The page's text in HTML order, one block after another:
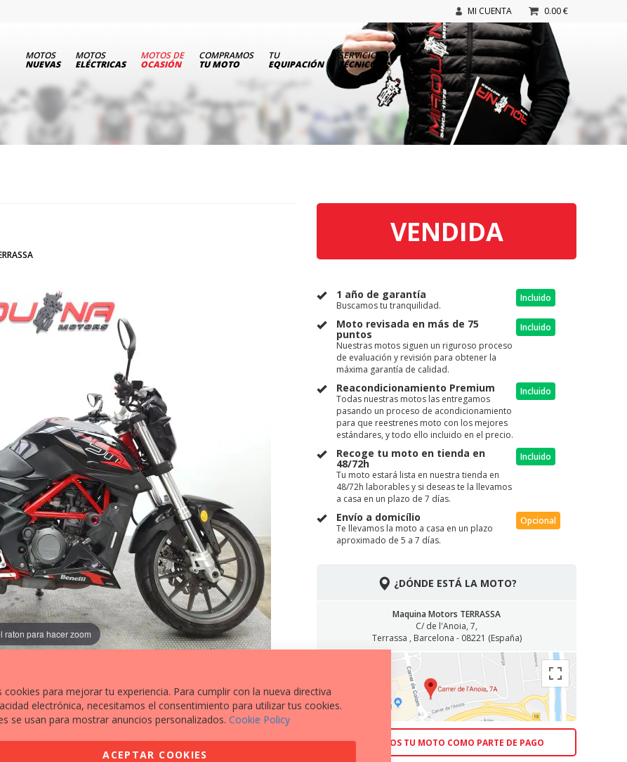
MI CUENTA 0.00 €
MOTOS
NUEVAS
MOTOS
ELÉCTRICAS
MOTOS DE
OCASIÓN
COMPRAMOS
TU MOTO
TU
EQUIPACIÓN
SERVICIO
TÉCNICO
VENDIDA
1 año de garantía
Buscamos tu tranquilidad.
Incluido
Moto revisada en más de 75
puntos
Nuestras motos siguen un riguroso proceso
de evaluación y revisión para obtener la
máxima garantía de calidad.
Incluido
Reacondicionamiento Premium
Todas nuestras motos las entregamos
pasando un proceso de acondicionamiento
para que reestrenes moto con los mejores
estándares, y todo ello incluido en el precio.
Incluido
Recoge tu moto en tienda en
48/72h
Tu moto estará lista en nuestra tienda en
48/72h laborables y si deseas te la llevamos
a casa en un plazo de 7 días.
Incluido
Envío a domicílio
Te llevamos la moto a casa en un plazo
aproximado de 5 a 7 días.
Opcional
¿DÓNDE ESTÁ LA MOTO?
Maquina Motors TERRASSA
C/ de l'Anoia, 7,
Terrassa , Barcelona - 08221 (España)
ACEPTAMOS TU MOTO COMO PARTE DE PAGO
raton para hacer zoom
EXTRAS A DESTACAR
cookies para mejorar tu experiencia. Para cumplir con la nueva directiva
electrónica, necesitamos el consentimiento para utilizar tus cookies.
se usan para mostrar anuncios personalizados. Cookie Policy
ACEPTAR COOKIES